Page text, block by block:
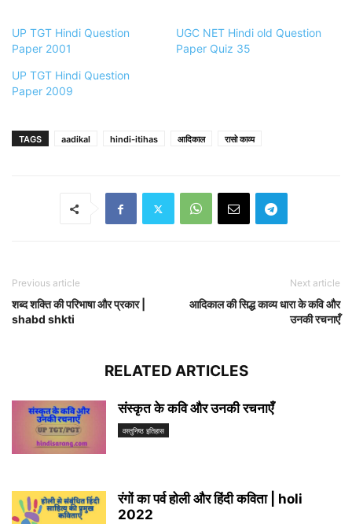
UP TGT Hindi Question
Paper 2001
UGC NET Hindi old Question
Paper Quiz 35
UP TGT Hindi Question
Paper 2009
TAGS aadikal hindi-itihas आदिकाल रासो काव्य
Previous article
शब्द शक्ति की परिभाषा और प्रकार |
shabd shkti
Next article
आदिकाल की सिद्ध काव्य धारा के कवि और
उनकी रचनाएँ
RELATED ARTICLES
संस्कृत के कवि और उनकी रचनाएँ
वस्तुनिष्ठ इतिहास
रंगों का पर्व होली और हिंदी कविता | holi
2022